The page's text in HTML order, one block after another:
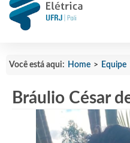
Você está aqui: Home > Equipe
Bráulio César